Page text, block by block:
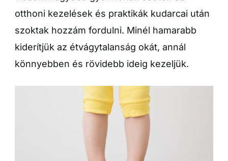
otthoni kezelések és praktikák kudarcai után
szoktak hozzám fordulni. Minél hamarabb
kiderítjük az étvágytalanság okát, annál
könnyebben és rövidebb ideig kezeljük.